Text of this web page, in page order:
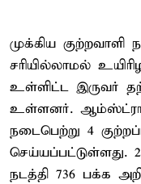
முக்கிய
சரியில்லாமல்
உள்ளிட்ட இருவர்
உள்ளனர்.
நடைபெற்று 4
செய்யப்பட்டுள்ளது.
நடத்தி 736 பக்க